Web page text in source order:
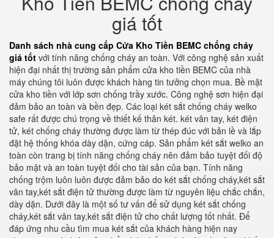
giá tốt
Danh sách nhà cung cấp Cửa Kho Tiền BEMC chống cháy
giá tốt với tính năng chống cháy an toàn. Với công nghệ sản xuất
hiện đại nhất thị trường sản phẩm cửa kho tiền BEMC của nhà
máy chúng tôi luôn được khách hàng tin tưởng chọn mua. Bề mặt
cửa kho tiền với lớp sơn chống trầy xước. Công nghệ sơn hiện đại
đảm bảo an toàn và bền đẹp. Các loại két sắt chống cháy welko
safe rất được chú trọng về thiết kế thân két. két vân tay, két điện
tử, két chống cháy thường được làm từ thép đúc với bản lề và lắp
đặt hệ thống khóa dày dặn, cứng cáp. Sản phẩm két sắt welko an
toàn còn trang bị tính năng chống cháy nên đảm bảo tuyệt đối độ
bảo mật và an toàn tuyệt đối cho tài sản của bạn. Tính năng
chống trộm luôn luôn được đảm bảo do két sắt chống cháy,két sắt
vân tay,két sắt điện tử thường được làm từ nguyên liệu chắc chắn,
dày dặn. Dưới đây là một số tư vấn để sử dụng két sắt chống
cháy,két sắt vân tay,két sắt điện tử cho chất lượng tốt nhất. Để
đáp ứng nhu cầu tìm mua két sắt của khách hàng hiện nay